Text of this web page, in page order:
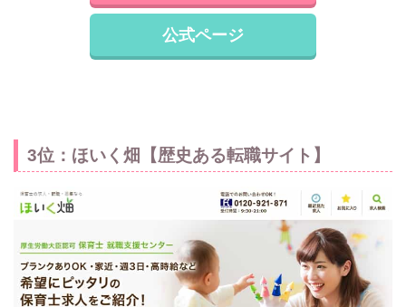
公式ページ
3位：ほいく畑【歴史ある転職サイト】